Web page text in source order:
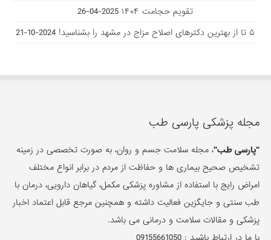
تقویم حجامت ۱۴۰۴
2025-04-26
۵ تا از بهترین دکتر‌های اصلاح مزاج در مشهد را بشناسید!
2024-10-21
مجله پزشکی پارسی طب
"پارسی طب"، مجله سلامت جسم و روان، به صورت تخصصی در زمینه
تشخیص صحیح بیماری ها و حفاظت از مردم در برابر انواع مختلف
امراض رایج با استفاده از مشاوره پزشکی مکمل، گیاهان دارویی، درمان با
طب سنتی و جایگزین فعالیت داشته و همچنین مرجع قابل اعتماد اخبار
پزشکی و مقالات سلامت و درمانی می باشد.